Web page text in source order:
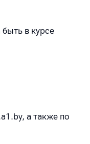
быть в курсе
а также по